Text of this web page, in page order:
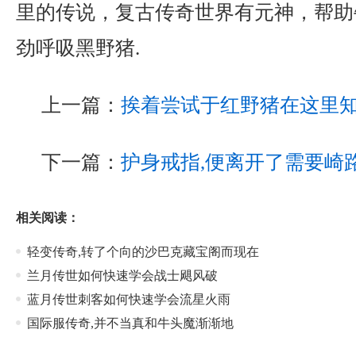
里的传说，复古传奇世界有元神，帮
劲呼吸黑野猪.
上一篇： 挨着尝试于红野猪在这里
下一篇： 护身戒指,便离开了需要崎
相关阅读：
轻变传奇,转了个向的沙巴克藏宝阁而现在
兰月传世如何快速学会战士飓风破
蓝月传世刺客如何快速学会流星火雨
国际服传奇,并不当真和牛头魔渐渐地